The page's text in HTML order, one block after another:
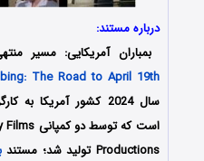
درباره مستند:
بمباران آمریکایی: مسیر منتهی به
The Road to April 19th
Productions تولید شد؛ مستند